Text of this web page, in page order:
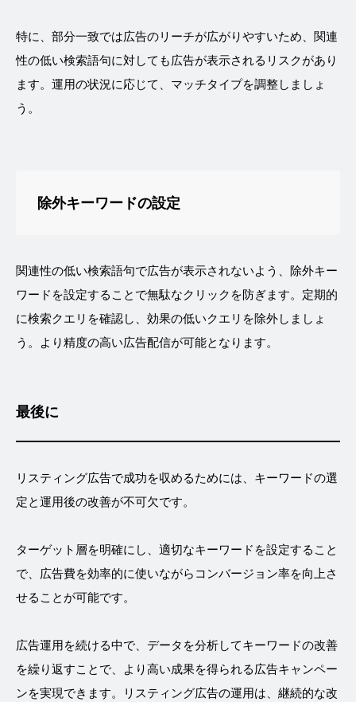
特に、部分一致では広告のリーチが広がりやすいため、関連
性の低い検索語句に対しても広告が表示されるリスクがあり
ます。運用の状況に応じて、マッチタイプを調整しましょ
う。
除外キーワードの設定
関連性の低い検索語句で広告が表示されないよう、除外キー
ワードを設定することで無駄なクリックを防ぎます。定期的
に検索クエリを確認し、効果の低いクエリを除外しましょ
う。より精度の高い広告配信が可能となります。
最後に
リスティング広告で成功を収めるためには、キーワードの選
定と運用後の改善が不可欠です。
ターゲット層を明確にし、適切なキーワードを設定すること
で、広告費を効率的に使いながらコンバージョン率を向上さ
せることが可能です。
広告運用を続ける中で、データを分析してキーワードの改善
を繰り返すことで、より高い成果を得られる広告キャンペー
ンを実現できます。リスティング広告の運用は、継続的な改